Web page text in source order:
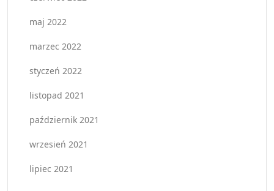
maj 2022
marzec 2022
styczeń 2022
listopad 2021
październik 2021
wrzesień 2021
lipiec 2021